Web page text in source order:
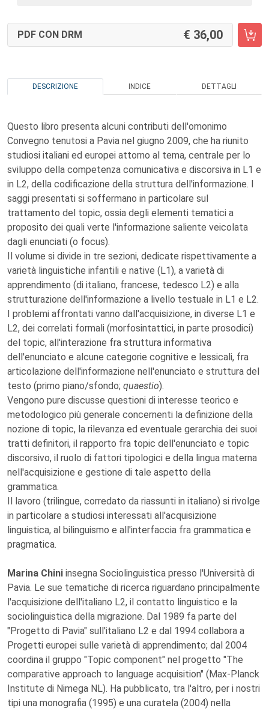
PDF CON DRM 36,00
DESCRIZIONE INDICE DETTAGLI
Questo libro presenta alcuni contributi dell'omonimo
Convegno tenutosi a Pavia nel giugno 2009, che ha riunito
studiosi italiani ed europei attorno al tema, centrale per lo
sviluppo della competenza comunicativa e discorsiva in L1 e
in L2, della codificazione della struttura dell'informazione. I
saggi presentati si soffermano in particolare sul
trattamento del topic, ossia degli elementi tematici a
proposito dei quali verte l'informazione saliente veicolata
dagli enunciati (o focus).
Il volume si divide in tre sezioni, dedicate rispettivamente a
varietà linguistiche infantili e native (L1), a varietà di
apprendimento (di italiano, francese, tedesco L2) e alla
strutturazione dell'informazione a livello testuale in L1 e L2.
I problemi affrontati vanno dall'acquisizione, in diverse L1 e
L2, dei correlati formali (morfosintattici, in parte prosodici)
del topic, all'interazione fra struttura informativa
dell'enunciato e alcune categorie cognitive e lessicali, fra
articolazione dell'informazione nell'enunciato e struttura del
testo (primo piano/sfondo; quaestio).
Vengono pure discusse questioni di interesse teorico e
metodologico più generale concernenti la definizione della
nozione di topic, la rilevanza ed eventuale gerarchia dei suoi
tratti definitori, il rapporto fra topic dell'enunciato e topic
discorsivo, il ruolo di fattori tipologici e della lingua materna
nell'acquisizione e gestione di tale aspetto della
grammatica.
Il lavoro (trilingue, corredato da riassunti in italiano) si rivolge
in particolare a studiosi interessati all'acquisizione
linguistica, al bilinguismo e all'interfaccia fra grammatica e
pragmatica.
Marina Chini insegna Sociolinguistica presso l'Università di
Pavia. Le sue tematiche di ricerca riguardano principalmente
l'acquisizione dell'italiano L2, il contatto linguistico e la
sociolinguistica della migrazione. Dal 1989 fa parte del
"Progetto di Pavia" sull'italiano L2 e dal 1994 collabora a
Progetti europei sulle varietà di apprendimento; dal 2004
coordina il gruppo "Topic component" nel progetto "The
comparative approach to language acquisition" (Max-Planck
Institute di Nimega NL). Ha pubblicato, tra l'altro, per i nostri
tipi una monografia (1995) e una curatela (2004) nella